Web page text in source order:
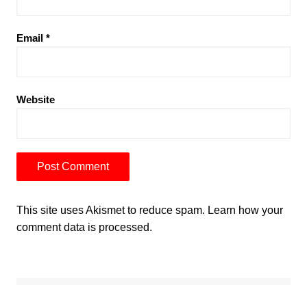
Email *
Website
This site uses Akismet to reduce spam. Learn how your
comment data is processed.